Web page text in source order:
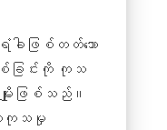
ါဖြစ်တတ်သော
စ်ခြင်းကို ကုသ
းဖြစ်သည်။
းကုသမှု